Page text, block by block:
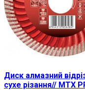
Диск алмазний
сухе різання// MTX